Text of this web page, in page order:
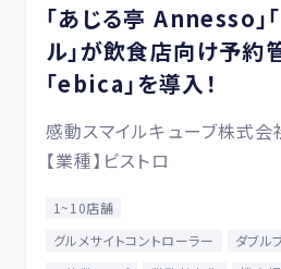
「あじる亭 Annesso」
ル」が飲食店向け予約
「ebica」を導入！
感動スマイルキューブ株式会
【業種】ビストロ
1~10店舗
グルメサイトコントローラー
ダブル